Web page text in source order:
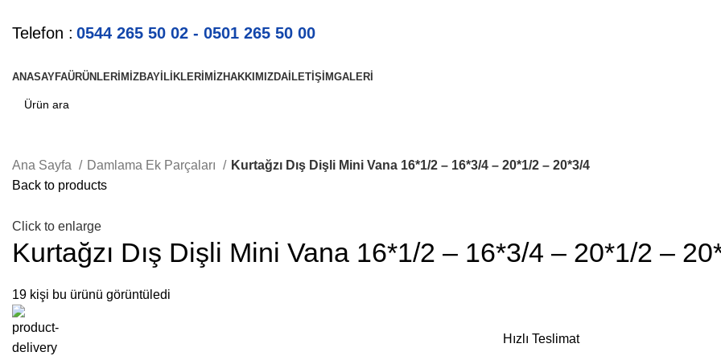
Telefon : 0544 265 50 02 - 0501 265 50 00
ANASAYFAÜRÜNLERIMIZBAYILIKLERIMIZHAKKIMIZDA İLETIŞIMGALERI
Ana Sayfa Damlama Ek Parçaları
Kurtağzı Dış Dişli Mini Vana 16*1/2 – 16*3/4 – 20*1/2 – 20*3/4
Back to products
Click to enlarge
Kurtağzı Dış Dişli Mini Vana 16*1/2 – 16*3/4 – 20*1/2 –
19 kişi bu ürünü görüntüledi
Hızlı Teslimat